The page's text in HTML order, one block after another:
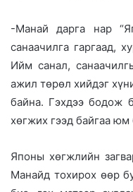
-Манай дарга нар
санаачилга гаргаад,
Ийм санал,
ажил төрөл хийдэг
байна. Гэхдээ бодож
хөгжих гээд байгаа юм
Японы хөгжлийн
Манайд тохирох өөр